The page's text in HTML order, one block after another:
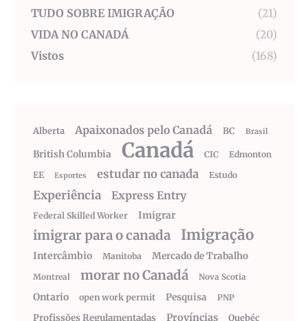
TUDO SOBRE IMIGRAÇÃO
(21)
VIDA NO CANADÁ
(20)
Vistos
(168)
Alberta Apaixonados pelo Canadá BC Brasil
British Columbia Canadá CIC
Edmonton
EE
Esportes estudar no canada Estudo
Experiência Express Entry
Federal Skilled Worker Imigrar
imigrar para o canada Imigração
Intercâmbio Manitoba Mercado de Trabalho
Montreal morar no Canadá Nova Scotia
Ontario open work permit Pesquisa PNP
Profissões Regulamentadas Províncias Quebéc